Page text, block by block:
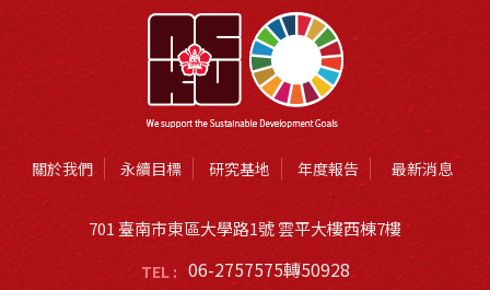
關於我們 永續目標 研究基地 年度報告 最新消息
701 臺南市東區大學路1號 雲平大樓西棟7樓
TEL : 06-2757575轉50928